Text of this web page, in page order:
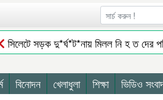
সিলেটে সড়ক দু*র্ঘ*ট*নায় মিলল নি হ ত দের
নির্বাচন পাঁচ ধাপে করতে চায় বিএনপি
বিনোদন খেলাধুলা শিক্ষা ভিডিও